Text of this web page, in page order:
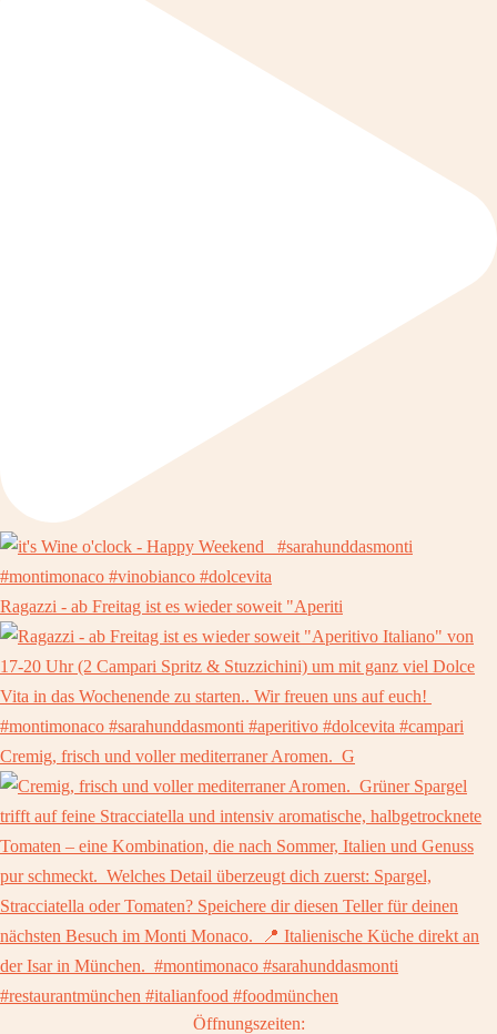
Ragazzi - ab Freitag ist es wieder soweit "Aperiti
Cremig, frisch und voller mediterraner Aromen. ⁠ G
Öffnungszeiten: